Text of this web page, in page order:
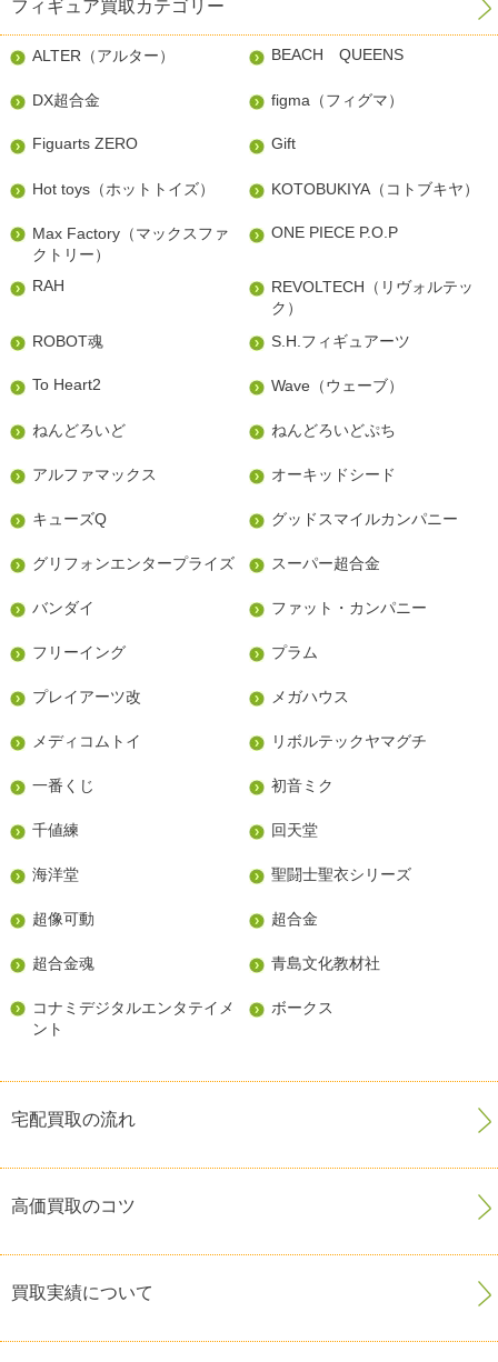
フィギュア買取カテゴリー
ALTER（アルター） BEACH QUEENS
DX超合金 figma（フィグマ）
Figuarts ZERO Gift
Hot toys（ホットトイズ） KOTOBUKIYA（コトブキヤ）
Max Factory（マックスファ
クトリー）
ONE PIECE P.O.P
RAH
REVOLTECH（リヴォルテッ
ク）
ROBOT魂
S.H.フィギュアーツ
To Heart2 Wave（ウェーブ）
ねんどろいど ねんどろいどぷち
アルファマックス オーキッドシード
キューズQ グッドスマイルカンパニー
グリフォンエンタープライズ スーパー超合金
バンダイ ファット・カンパニー
フリーイング プラム
プレイアーツ改 メガハウス
メディコムトイ リボルテックヤマグチ
一番くじ 初音ミク
千値練 回天堂
海洋堂 聖闘士聖衣シリーズ
超像可動 超合金
超合金魂 青島文化教材社
コナミデジタルエンタテイメ
ント
ボークス
宅配買取の流れ
高価買取のコツ
買取実績について